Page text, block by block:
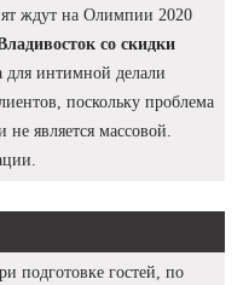
ждут на Олимпии 2020
со скидки
для интимной делали
поскольку проблема
является массовой.
подготовке гостей, по